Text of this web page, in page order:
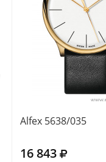
Alfex 5638/035
16 843